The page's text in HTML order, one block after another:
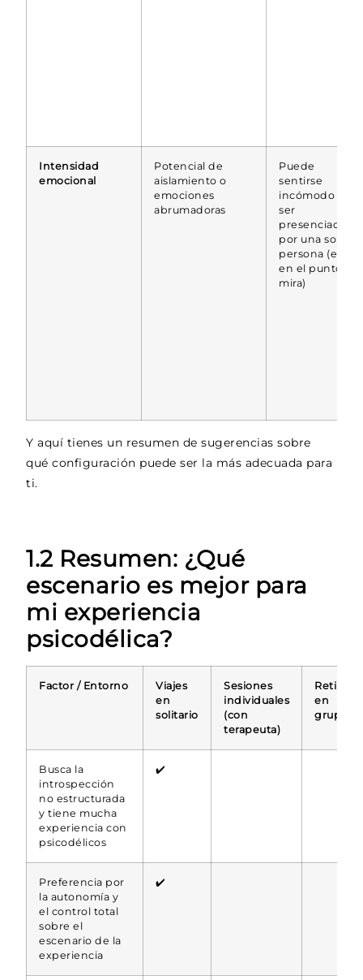
Intensidad
emocional
Potencial de
aislamiento o
emociones
abrumadoras
Puede
sentirse
incómodo al
ser
presenciado
por una sola
persona (estar
en el punto de
mira)
Y aquí tienes un resumen de sugerencias sobre
qué configuración puede ser la más adecuada para
ti.
1.2 Resumen: ¿Qué
escenario es mejor para
mi experiencia
psicodélica?
Factor / Entorno
Viajes
en
solitario
Sesiones
individuales
(con
terapeuta)
Retiros
en
grupo
Busca la
introspección
no estructurada
y tiene mucha
experiencia con
psicodélicos
✔️
Preferencia por
la autonomía y
el control total
sobre el
escenario de la
experiencia
✔️